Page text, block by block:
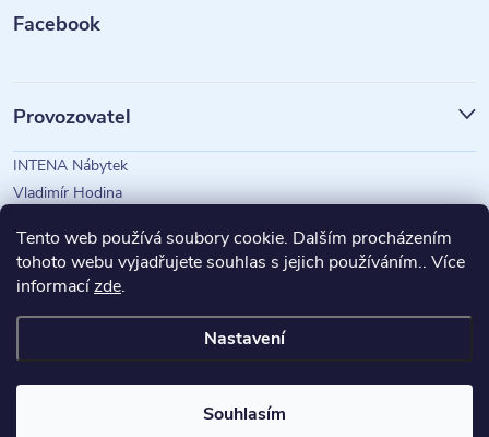
Tento web používá soubory cookie. Dalším procházením
tohoto webu vyjadřujete souhlas s jejich používáním.. Více
informacízde.
Nastavení
Souhlasím
Facebook
Provozovatel
INTENA Nábytek
Vladimír Hodina
Copyright 2026INTENA Nábytek. Všechna práva vyhrazena.